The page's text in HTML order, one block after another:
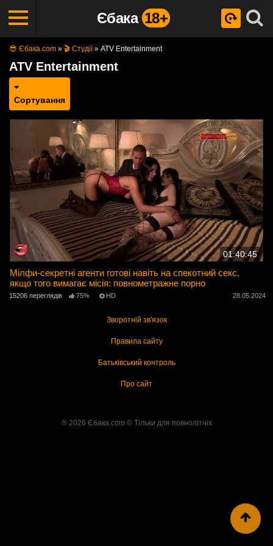
Єбака 18+
😎 Єбака.com » 🎬 Студії» ATV Entertainment
ATV Entertainment
Сортування
01:40:45
Мілфи-секретні агенти готові навіть на спекотний секс,
якщо того вимагає місія: повнометражне порно
15206 переглядів 75% HD 28.05.2024
Зворотній зв'язок
Правила сайту
Батьківський контроль
Про сайт
® 2026 Єбака.com ©️ Тільки для повнолітніх